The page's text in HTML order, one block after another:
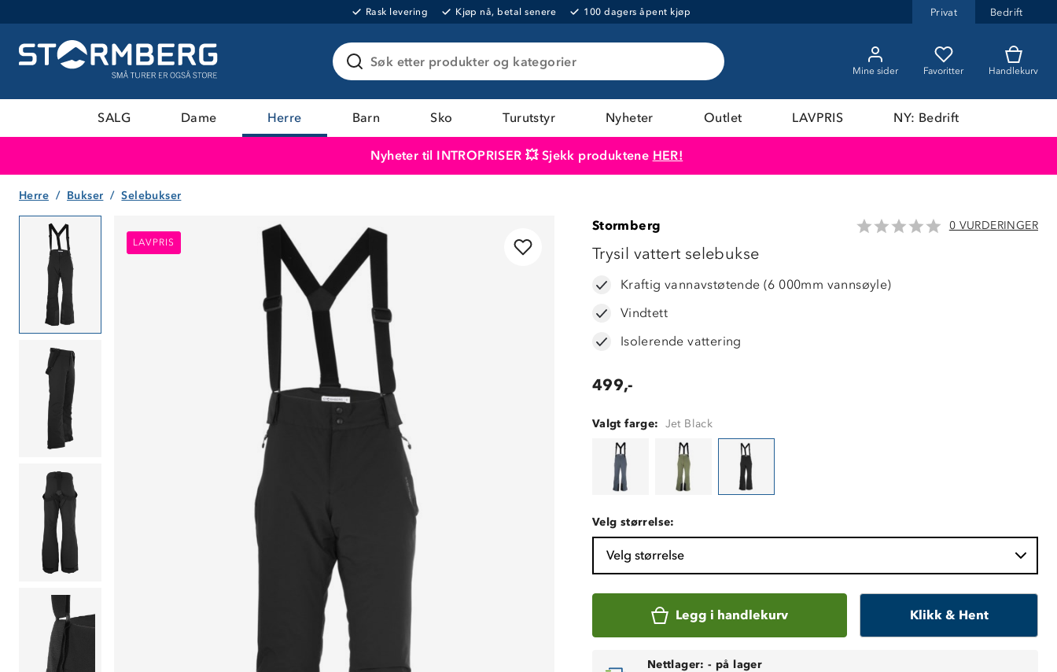
Rask levering Kjøp nå, betal senere 100 dagers åpent kjøp Privat Bedrift
Søk etter produkter og kategorier
Mine sider Favoritter Handlekurv
SALG Dame Herre Barn Sko Turutstyr Nyheter Outlet LAVPRIS NY: Bedrift
Nyheter til INTROPRISER 💥 Sjekk produktene HER!
Herre Bukser Selebukser
LAVPRIS
LAVPRIS
Stormberg 0 VURDERINGER
Trysil vattert selebukse
Kraftig vannavstøtende (6 000mm vannsøyle)
Vindtett
Isolerende vattering
499,-
Valgt farge: Jet Black
Velg størrelse:
Velg størrelse
Legg i handlekurv Klikk & Hent
Nettlager: - på lager